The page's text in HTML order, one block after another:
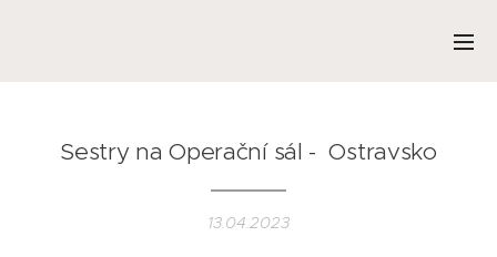
Sestry na Operační sál - Ostravsko
13.04.2023